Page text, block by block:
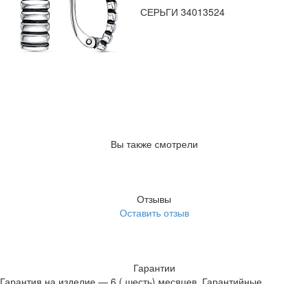
СЕРЬГИ 34013524
Вы также смотрели
Отзывы
Оставить отзыв
Гарантии